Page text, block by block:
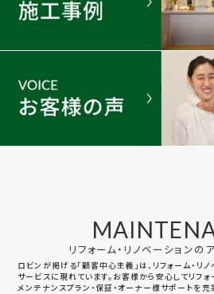
リフォーム・リノベーションの
ロビンが掲げる「顧客中心主義」は、リフォーム・リ
サービスに現れています。お客様から安心してリフォ
メンテナンスプラン・保証・オーナー様サポートを充